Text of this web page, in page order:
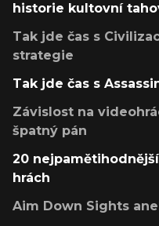
historie kultovní
Tak jde čas s
strategie
Tak jde čas s
Závislost na
špatný pán
20
hrách
Aim Down Sights